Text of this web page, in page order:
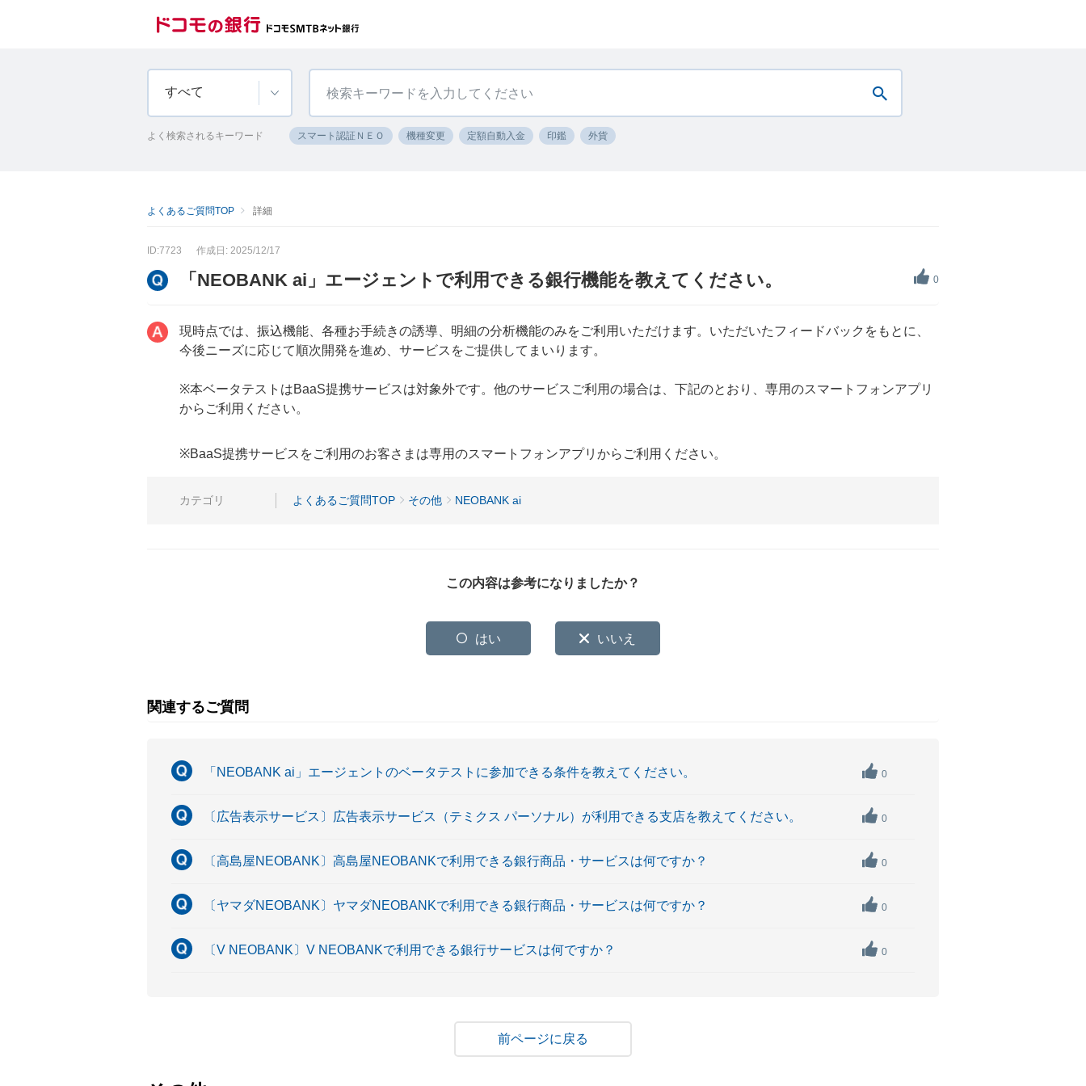
すべて
よく検索されるキーワード スマート認証ＮＥＯ 機種変更 定額自動入金 印鑑 外貨
よくあるご質問TOP 詳細
ID:7723 作成日: 2025/12/17
0
「NEOBANK ai」エージェントで利用できる銀行機能を教えてください。
現時点では、振込機能、各種お手続きの誘導、明細の分析機能のみをご利用いただけます。いただいたフィードバックをもとに、
今後ニーズに応じて順次開発を進め、サービスをご提供してまいります。
※本ベータテストはBaaS提携サービスは対象外です。他のサービスご利用の場合は、下記のとおり、専用のスマートフォンアプリ
からご利用ください。
※BaaS提携サービスをご利用のお客さまは専用のスマートフォンアプリからご利用ください。
カテゴリ よくあるご質問TOP その他 NEOBANK ai
この内容は参考になりましたか？
はい いいえ
関連するご質問
「NEOBANK ai」エージェントのベータテストに参加できる条件を教えてください。 0
〔広告表示サービス〕広告表示サービス（テミクス パーソナル）が利用できる支店を教えてください。 0
〔高島屋NEOBANK〕高島屋NEOBANKで利用できる銀行商品・サービスは何ですか？ 0
〔ヤマダNEOBANK〕ヤマダNEOBANKで利用できる銀行商品・サービスは何ですか？ 0
〔V NEOBANK〕V NEOBANKで利用できる銀行サービスは何ですか？ 0
戻る